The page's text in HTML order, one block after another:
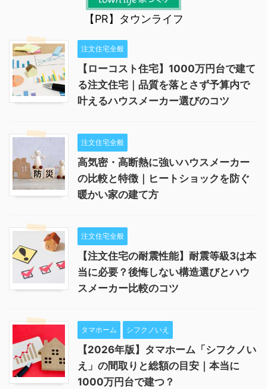
【PR】タウンライフ
注文住宅全般
【ローコスト住宅】1000万円台で建て
る注文住宅｜品質を落とさず予算内で
叶えるハウスメーカー選びのコツ
注文住宅全般
高気密・高断熱に強いハウスメーカー
の比較と特徴｜ヒートショックを防ぐ
暖かい家の建て方
注文住宅全般
【注文住宅の耐震性能】耐震等級3は本
当に必要？後悔しない構造選びとハウ
スメーカー比較のコツ
タマホーム シフクノいえ
【2026年版】タマホーム「シフクノい
え」の間取りと総額の目安｜本当に
1000万円台で建つ？